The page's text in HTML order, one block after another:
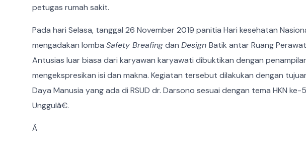
petugas rumah sakit.
Pada hari Selasa, tanggal 26 November 2019 panitia Hari kesehatan
mengadakan lomba Safety Breafingdan Design Batik antar Ruang
Antusias luar biasa dari karyawan karyawati dibuktikan dengan
mengekspresikan isi dan makna. Kegiatan tersebut dilakukan dengan
Daya Manusia yang ada di RSUD dr. Darsono sesuai dengan tema HKN
Unggulâ€.
Â